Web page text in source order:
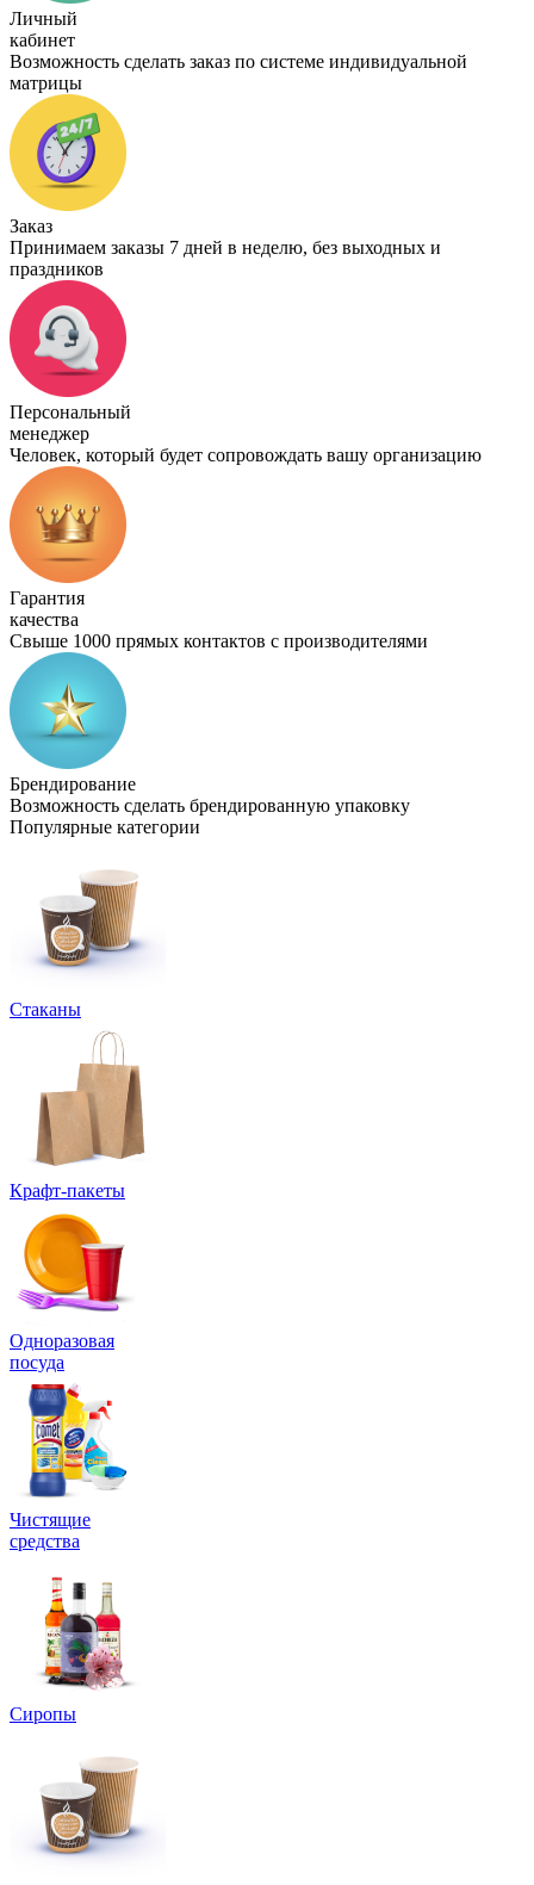
Личный
кабинет
Возможность сделать заказ по системе индивидуальной
матрицы
Заказ
Принимаем заказы 7 дней в неделю, без выходных и
праздников
Персональный
менеджер
Человек, который будет сопровождать вашу организацию
Гарантия
качества
Свыше 1000 прямых контактов с производителями
Брендирование
Возможность сделать брендированную упаковку
Популярные категории
Стаканы
Крафт-пакеты
Одноразовая
посуда
Чистящие
средства
Сиропы